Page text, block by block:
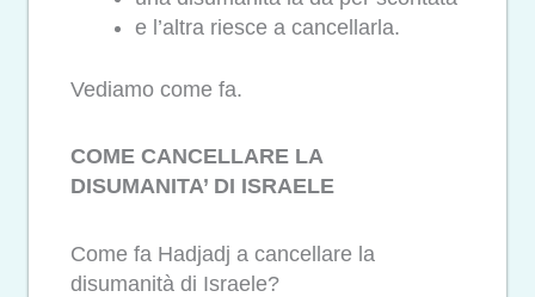
e l’altra riesce a cancellarla.
Vediamo come fa.
COME CANCELLARE LA
DISUMANITA’ DI ISRAELE
Come fa Hadjadj a cancellare la
disumanità di Israele?